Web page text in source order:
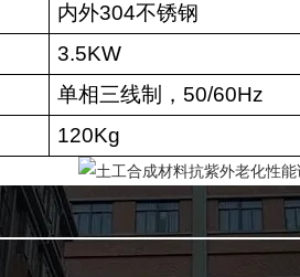
内外304不锈钢
3.5KW
单相三线制， 50/60Hz
120Kg